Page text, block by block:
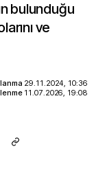
bulunduğu
ve
29.11.2024, 10:36
11.07.2026, 19:08